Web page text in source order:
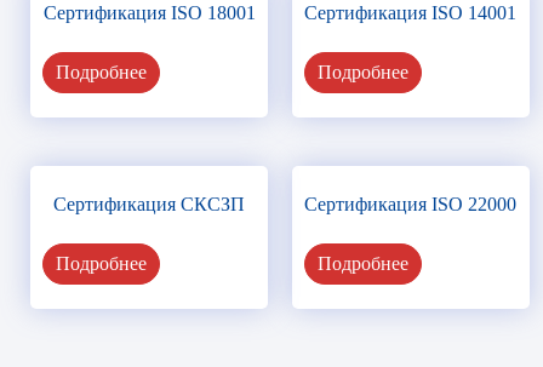
Сертификация ISO 14001
Подробнее
Сертификация ISO 18001
Подробнее
Сертификация ISO 22000
Подробнее
Сертификация СКСЗП
Подробнее